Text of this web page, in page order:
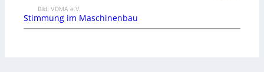
Bild: VDMA e.V.
Stimmung im Maschinenbau